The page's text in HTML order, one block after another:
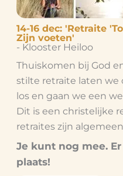
23-25 nov: 'Stilte
binnen'
- Klooster Heiloo
Even lekker een paar
Even niets hoeven.
terug naar je basis,
bent.
Je leert met
en liefde te kijken
aandient.